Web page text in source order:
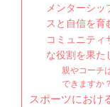
メンターシ
スと自信を育
コミュニティ
な役割を果た
親やコーチ
できますか？
スポーツにおけ